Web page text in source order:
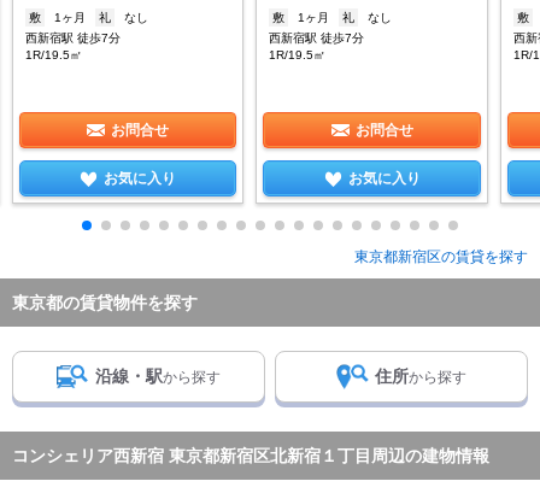
敷
1ヶ月 礼
なし
西新宿駅 徒歩7分
1R/19.5㎡
お問合せ
お気に入り
敷
1ヶ月 礼
なし
西新宿駅 徒歩7分
1R/19.5㎡
お問合せ
お気に入り
敷
西新
1R/
東京都新宿区の賃貸を探す
東京都の賃貸物件を探す
沿線・駅から探す 住所から探す
コンシェリア西新宿 東京都新宿区北新宿１丁目周辺の建物情報